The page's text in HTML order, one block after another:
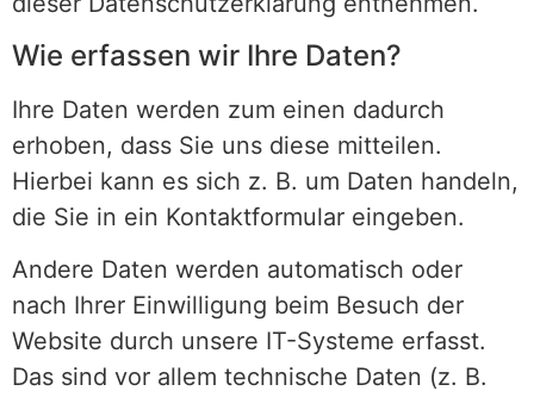
Wie erfassen wir Ihre Daten?
Ihre Daten werden zum einen dadurch
erhoben, dass Sie uns diese mitteilen.
Hierbei kann es sich z. B. um Daten handeln,
die Sie in ein Kontaktformular eingeben.
Andere Daten werden automatisch oder
nach Ihrer Einwilligung beim Besuch der
Website durch unsere IT-Systeme erfasst.
Das sind vor allem technische Daten (z. B.